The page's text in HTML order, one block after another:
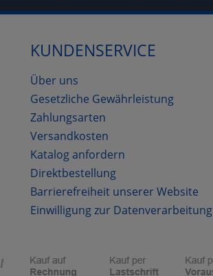
KUNDENSERVICE
Über uns
Gesetzliche Gewährleistung
Zahlungsarten
Versandkosten
Katalog anfordern
Direktbestellung
Barrierefreiheit unserer Website
Einwilligung zur Datenverarbeitung